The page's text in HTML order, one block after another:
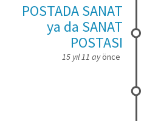
POSTADA SANAT
ya da SANAT
POSTASI
15 yıl 11 ayönce